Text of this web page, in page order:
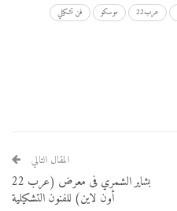
عرب22 موسكو
فن تشكيلي
المقال التالي
بشاير الشمري فى معرض (عرب 22
أون لاين) للفنون التشكيلية